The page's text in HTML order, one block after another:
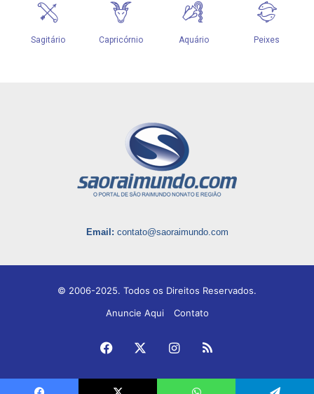
Email: contato@saoraimundo.com
© 2006-2025. Todos os Direitos Reservados.
Anuncie Aqui
Contato
Facebook Instagram
RSS